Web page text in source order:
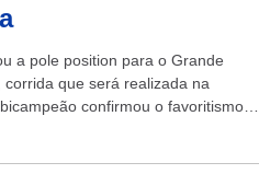
a pole position para o Grande
que será realizada na
confirmou o favoritismo